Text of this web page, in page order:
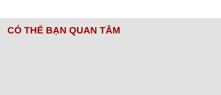
CÓ THỂ BẠN QUAN TÂM